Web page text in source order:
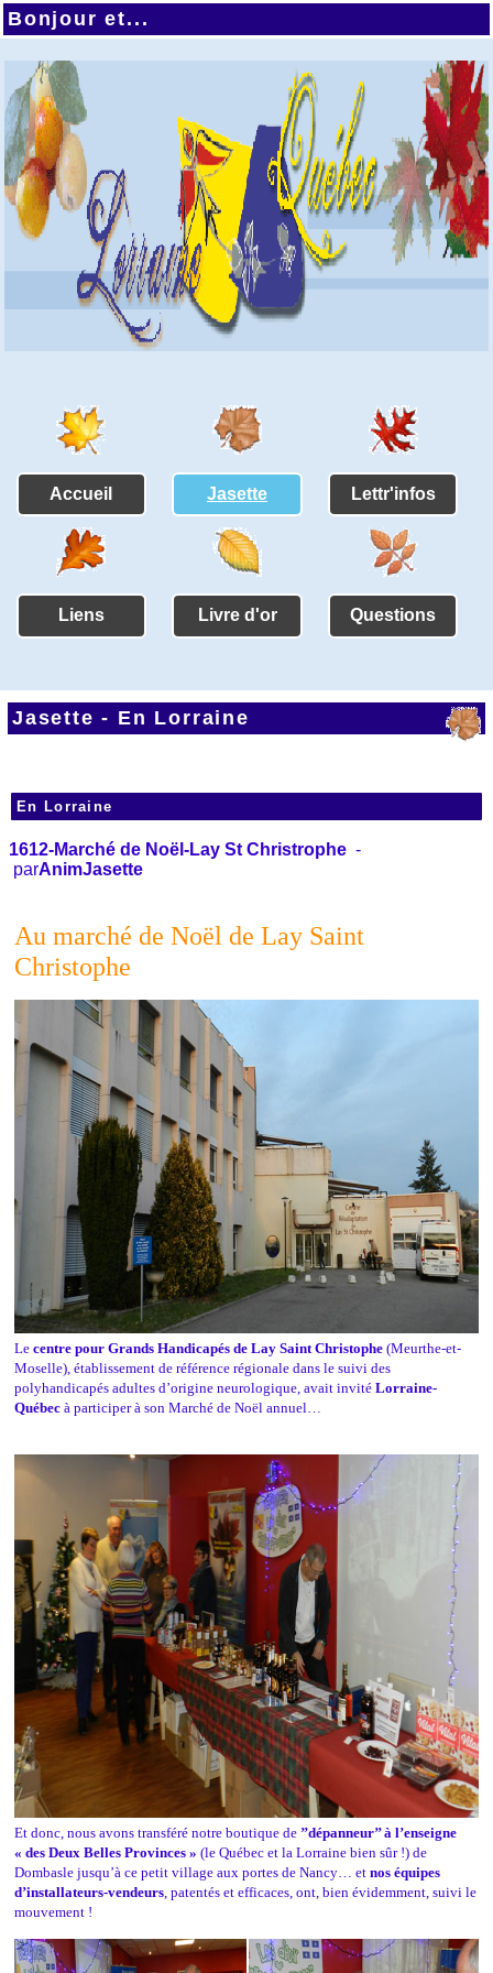
Bonjour et...
Accueil Jasette Lettr'infos
Liens Livre d'or Questions
Jasette - En Lorraine
En Lorraine
1612-Marché de Noël-Lay St Christrophe -
parAnimJasette
Au marché de Noël de Lay Saint
Christophe
Le centre pour Grands Handicapés de Lay Saint Christophe (Meurthe-et-
Moselle), établissement de référence régionale dans le suivi des
polyhandicapés adultes d’origine neurologique, avait invité Lorraine-
Québec à participer à son Marché de Noël annuel…
Et donc, nous avons transféré notre boutique de ’’dépanneur’’ à l’enseigne
« des Deux Belles Provinces » (le Québec et la Lorraine bien sûr !) de
Dombasle jusqu’à ce petit village aux portes de Nancy… et nos équipes
d’installateurs-vendeurs, patentés et efficaces, ont, bien évidemment, suivi le
mouvement !